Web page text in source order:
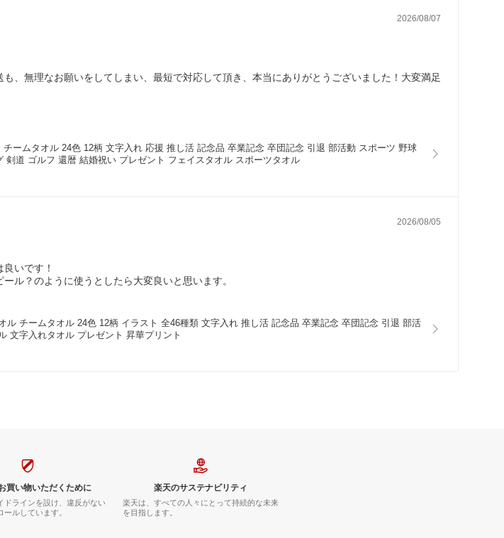
2026/08/07
、無理なお願いをしてしまい、最短で対応して頂き、本当にありがとうございました！大変満足
ームタオル 24色 12柄 文字入れ 応援 推し活 記念品 卒業記念 卒団記念 引退 部活動 スポーツ 野球
剣道 ゴルフ 還暦 結婚祝い プレゼント フェイスタオル スポーツタオル
2026/08/05
いです！
ル？のように使うとしたら大変良いと思います。
チームタオル 24色 12柄 イラスト 全46種類 文字入れ 推し活 記念品 卒業記念 卒団記念 引退 部活
文字入れタオル プレゼント 昇華プリント
買い物いただくために
ドラインを設け、違反がない
ルしています。
楽天のサステナビリティ
楽天は、すべての人々にとって持続的な未来
を目指します。